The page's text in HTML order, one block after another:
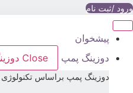
ورود /ثبت نام
پیشخوان
دوزینگ پمپ
Close دوزینگ پمپ
دوزینگ پمپ براساس تکنولوژی